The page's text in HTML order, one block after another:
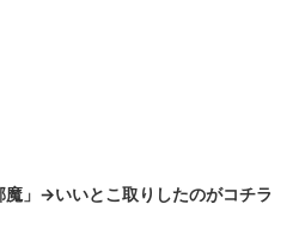
魔」→いいとこ取りしたのがコチラ